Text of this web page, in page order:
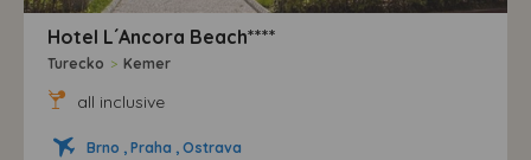
Hotel L´Ancora Beach****
Turecko > Kemer
all inclusive
Brno , Praha , Ostrava